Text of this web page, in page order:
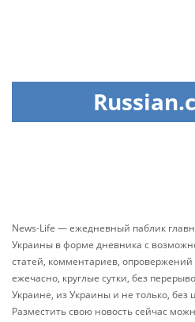
News-Life — ежедневный паблик
Украины в форме дневника с
статей, комментариев,
ежечасно, круглые сутки, без
Украине, из Украины и не только, без
Разместить свою новость сейчас